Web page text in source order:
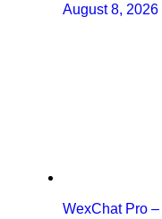
August 8, 2026
WexChat Pro